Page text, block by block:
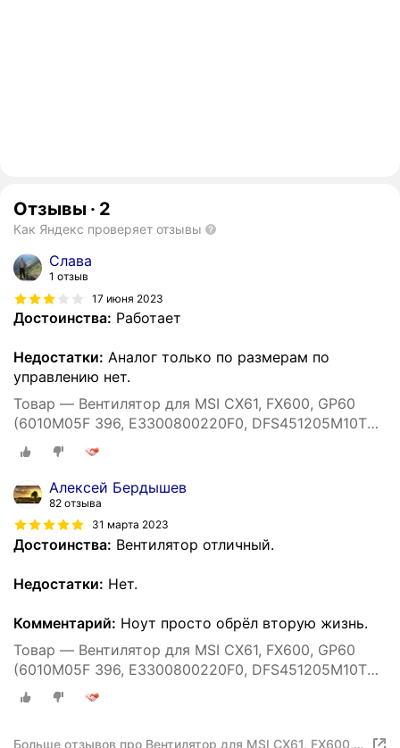
Отзывы · 2
Как Яндекс проверяет отзывы
Слава
1 отзыв
17 июня 2023
Достоинства: Работает
Недостатки: Аналог только по размерам по
управлению нет.
Товар — Вентилятор для MSI CX61, FX600, GP60
(6010M05F 396, E3300800220F0, DFS451205M10T
F98D, 3 pin)
Алексей Бердышев
82 отзыва
31 марта 2023
Достоинства: Вентилятор отличный.
Недостатки: Нет.
Комментарий: Ноут просто обрёл вторую жизнь.
Товар — Вентилятор для MSI CX61, FX600, GP60
(6010M05F 396, E3300800220F0, DFS451205M10T
F98D, 3 pin)
Больше отзывов про Вентилятор для MSI CX61, FX600,